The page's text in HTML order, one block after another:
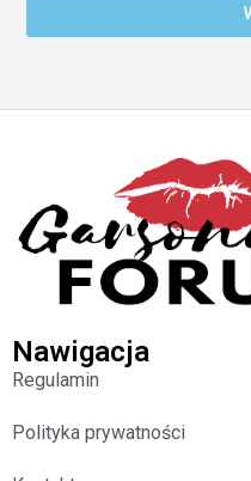
Nawigacja
Regulamin
Polityka prywatności